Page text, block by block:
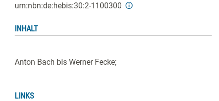
urn:nbn:de:hebis:30:2-1100300
INHALT
Anton Bach bis Werner Fecke;
LINKS